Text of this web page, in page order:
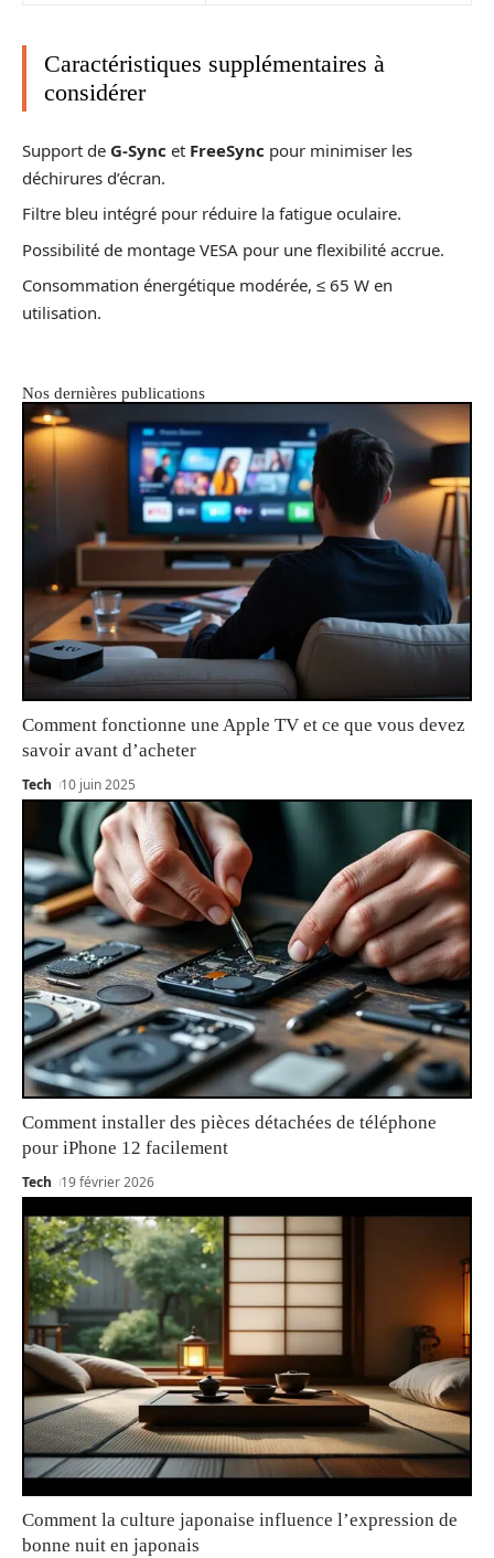
Caractéristiques supplémentaires à
considérer
Support de G-Sync et FreeSync pour minimiser les
déchirures d’écran.
Filtre bleu intégré pour réduire la fatigue oculaire.
Possibilité de montage VESA pour une flexibilité accrue.
Consommation énergétique modérée, ≤ 65 W en
utilisation.
Nos dernières publications
Comment fonctionne une Apple TV et ce que vous devez
savoir avant d’acheter
Tech 10 juin 2025
Comment installer des pièces détachées de téléphone
pour iPhone 12 facilement
Tech 19 février 2026
Comment la culture japonaise influence l’expression de
bonne nuit en japonais